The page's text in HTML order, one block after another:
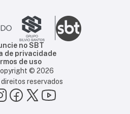
no SBT
de privacidade
de uso
© 2026
direitos reservados